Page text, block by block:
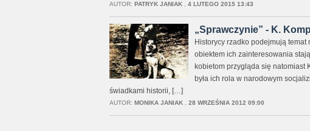
AUTOR: PATRYK JANIAK, 4 LUTEGO 2015 13:43
„Sprawczynie” - K.
Historycy rzadko podejmują
obiektem ich zainteresowania
kobietom przygląda się natomiast
była ich rola w narodowym
świadkami historii, […]
AUTOR: MONIKA JANIAK, 28 WRZEŚNIA 2012 09:00